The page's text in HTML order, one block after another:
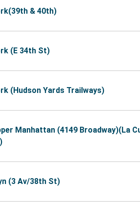
& 40th)
(E 34th St)
(Hudson Yards Trailways)
Manhattan (4149 Broadway)(La
(3 Av/38th St)